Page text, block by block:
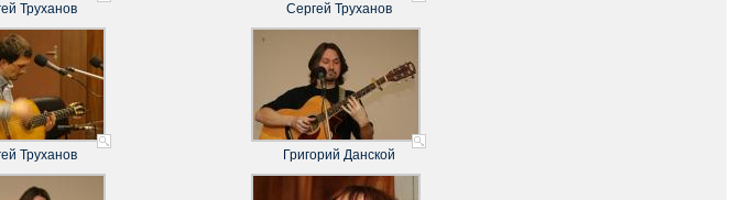
Труханов Сергей Труханов
Труханов Григорий Данской